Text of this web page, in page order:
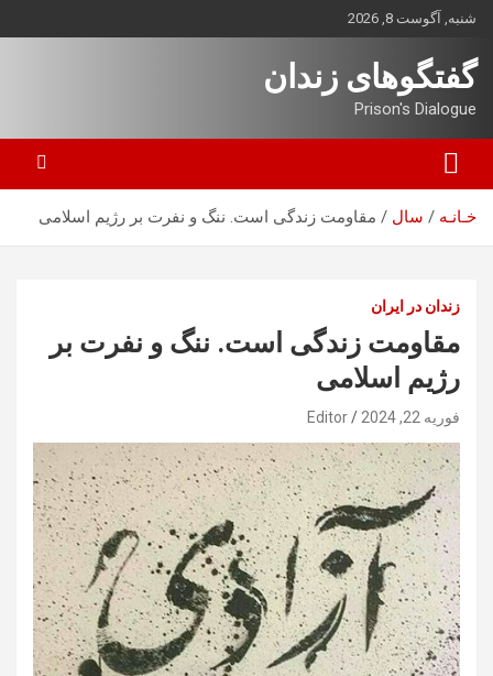
بروید
شنبه, آگوست 8, 2026
گفتگوهای زندان
Prison's Dialogue
خـانـه سال مقاومت زندگی است. ننگ و نفرت بر رژیم اسلامی
زندان در ایران
مقاومت زندگی است. ننگ و نفرت بر
رژیم اسلامی
فوریه 22, 2024 Editor